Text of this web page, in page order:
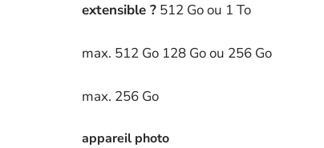
extensible ? 512 Go ou 1 To
max. 512 Go 128 Go ou 256 Go
max. 256 Go
appareil photo